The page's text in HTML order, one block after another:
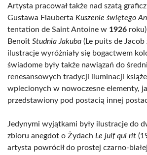
Artysta pracował także nad szatą
Gustawa Flauberta Kuszenie świętego
tentation de Saint Antoine w 1926
Benoît Studnia Jakuba (Le puits de Jacob
ilustracje wyróżniały się bogactwem
świadome były także nawiązań do
renesansowych tradycji iluminacji
wplecionych w nowoczesne elementy,
przedstawiony pod postacią innej
Jedynymi wyjątkami były ilustracje do
zbioru anegdot o Żydach Le juif qui rit
artysta powrócił do prostej czarno-